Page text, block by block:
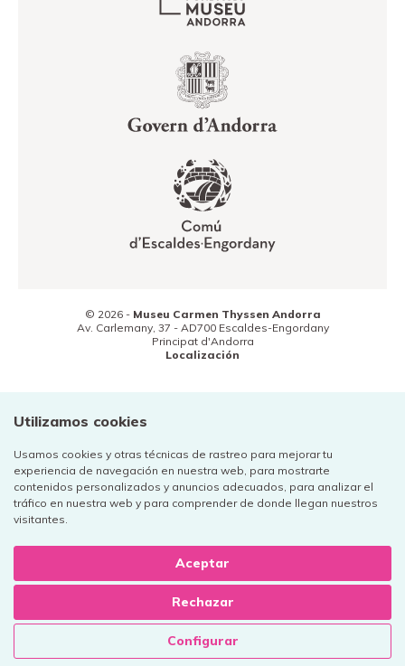
Utilizamos cookies
Usamos cookies y otras técnicas de rastreo para mejorar tu
experiencia de navegación en nuestra web, para mostrarte
contenidos personalizados y anuncios adecuados, para analizar el
tráfico en nuestra web y para comprender de donde llegan nuestros
visitantes.
Aceptar
Rechazar
Configurar
© 2026 - Museu Carmen Thyssen Andorra
Av. Carlemany, 37 - AD700 Escaldes-Engordany
Principat d'Andorra
Localización
Disseny gràfic: